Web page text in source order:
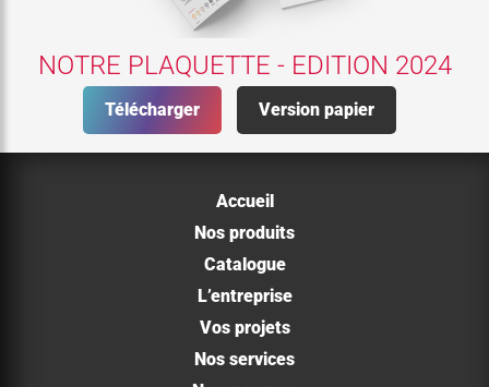
NOTRE PLAQUETTE - EDITION 2024
Télécharger Version papier
Accueil
Nos produits
Catalogue
L’entreprise
Vos projets
Nos services